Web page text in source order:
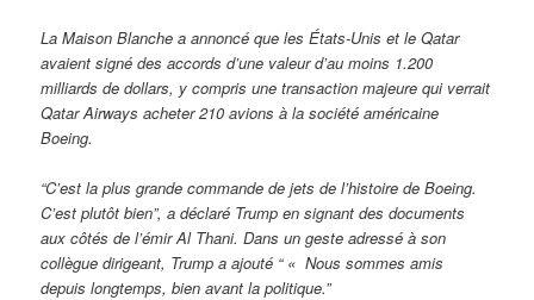
La Maison Blanche a annoncé que les États-Unis et le Qatar
avaient signé des accords d’une valeur d’au moins 1.200
milliards de dollars, y compris une transaction majeure qui verrait
Qatar Airways acheter 210 avions à la société américaine
Boeing.
“C’est la plus grande commande de jets de l’histoire de Boeing.
C’est plutôt bien”, a déclaré Trump en signant des documents
aux côtés de l’émir Al Thani. Dans un geste adressé à son
collègue dirigeant, Trump a ajouté “ « Nous sommes amis
depuis longtemps, bien avant la politique.”